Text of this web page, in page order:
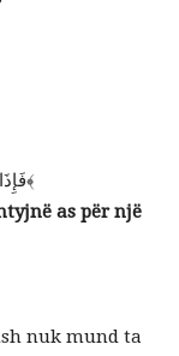
﴿فَإِذَا جَاءَ أَجَلُهُمْ لَا يَسْتَأْخِرُونَ سَاعَةً وَلَا يَسْتَقْدِمُونَ﴾
as për një
nuk mund ta